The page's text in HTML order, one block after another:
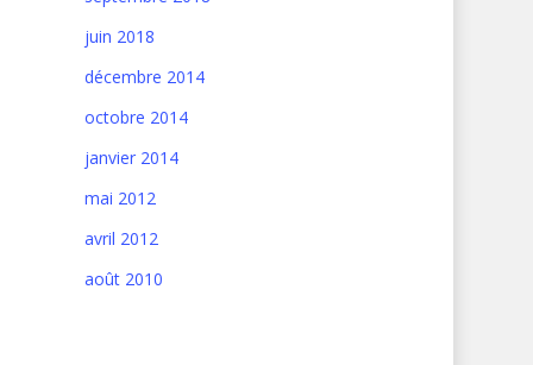
juin 2018
décembre 2014
octobre 2014
janvier 2014
mai 2012
avril 2012
août 2010